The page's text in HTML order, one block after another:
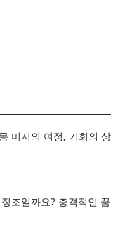
미지의 여정, 기회의 상
조일까요? 충격적인 꿈